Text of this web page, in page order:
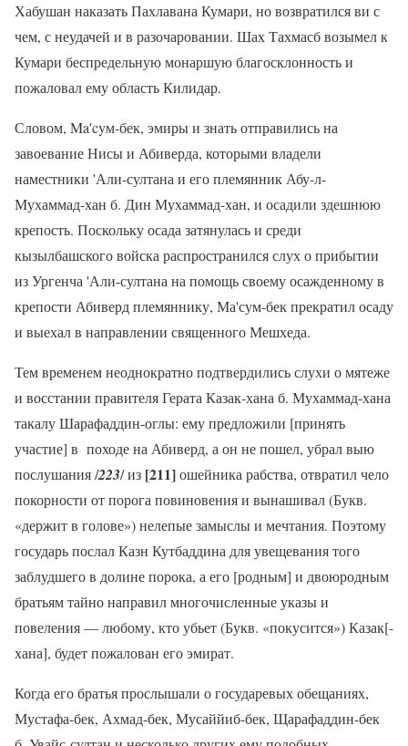
Хабушан наказать Пахлавана Кумари, но возвратился ви с
чем, с неудачей и в разочаровании. Шах Тахмасб возымел к
Кумари беспредельную монаршую благосклонность и
пожаловал ему область Килидар.
Словом, Ma'cyм-бек, эмиры и знать отправились на
завоевание Нисы и Абиверда, которыми владели
наместники 'Али-султана и его племянник Абу-л-
Мухаммад-хан б. Дин Мухаммад-хан, и осадили здешнюю
крепость. Поскольку осада затянулась и среди
кызылбашского войска распространился слух о прибытии
из Ургенча 'Али-султана на помощь своему осажденному в
крепости Абиверд племяннику, Ма'сум-бек прекратил осаду
и выехал в направлении священного Мешхеда.
Тем временем неоднократно подтвердились слухи о мятеже
и восстании правителя Герата Казак-хана б. Мухаммад-хана
такалу Шарафаддин-оглы: ему предложили [принять
участие] в походе на Абиверд, а он не пошел, убрал выю
послушания /223/ из [211]ошейника рабства, отвратил чело
покорности от порога повиновения и вынашивал(Букв.
«держит в голове») нелепые замыслы и мечтания. Поэтому
государь послал Казн Кутбаддина для увещевания того
заблудшего в долине порока, а его [родным] и двоюродным
братьям тайно направил многочисленные указы и
повеления — любому, кто убьет (Букв. «покусится») Казак[-
хана], будет пожалован его эмират.
Когда его братья прослышали о государевых обещаниях,
Мустафа-бек, Ахмад-бек, Мусаййиб-бек, Щарафаддин-бек